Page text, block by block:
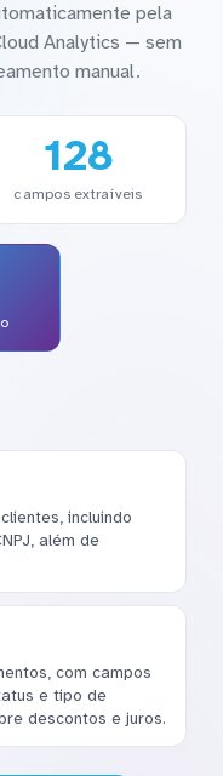
pela
Analytics — sem
manual.
128
campos extraíveis
incluindo
além de
com campos
e tipo de
descontos e juros.